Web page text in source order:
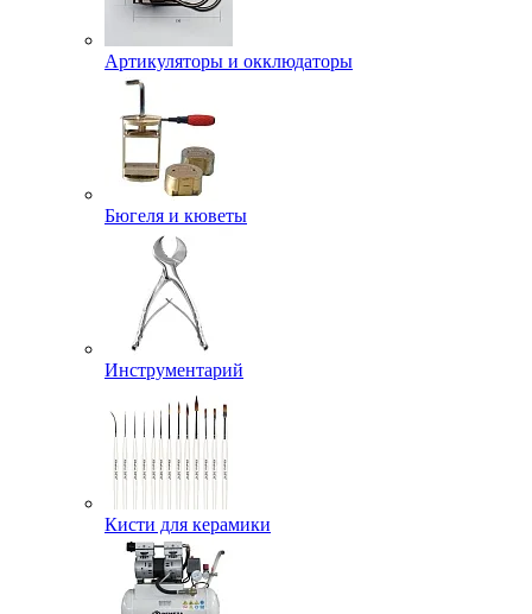
Артикуляторы и окклюдаторы
Бюгеля и кюветы
Инструментарий
Кисти для керамики